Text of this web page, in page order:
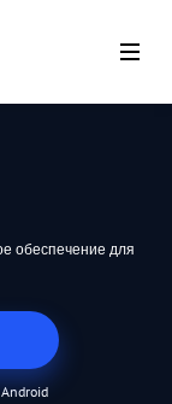
обеспечение для